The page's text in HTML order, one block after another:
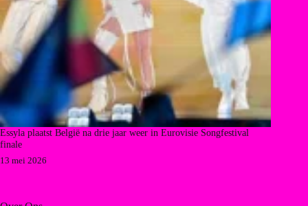
Essyla plaatst België na drie jaar weer in Eurovisie Songfestival
finale
13 mei 2026